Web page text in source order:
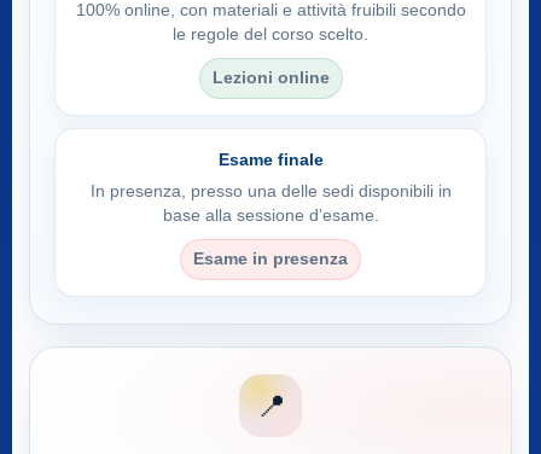
100% online, con materiali e attività fruibili secondo
le regole del corso scelto.
Lezioni online
Esame finale
In presenza, presso una delle sedi disponibili in
base alla sessione d’esame.
Esame in presenza
📍